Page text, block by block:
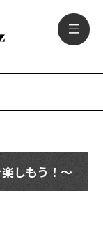
しもう！〜